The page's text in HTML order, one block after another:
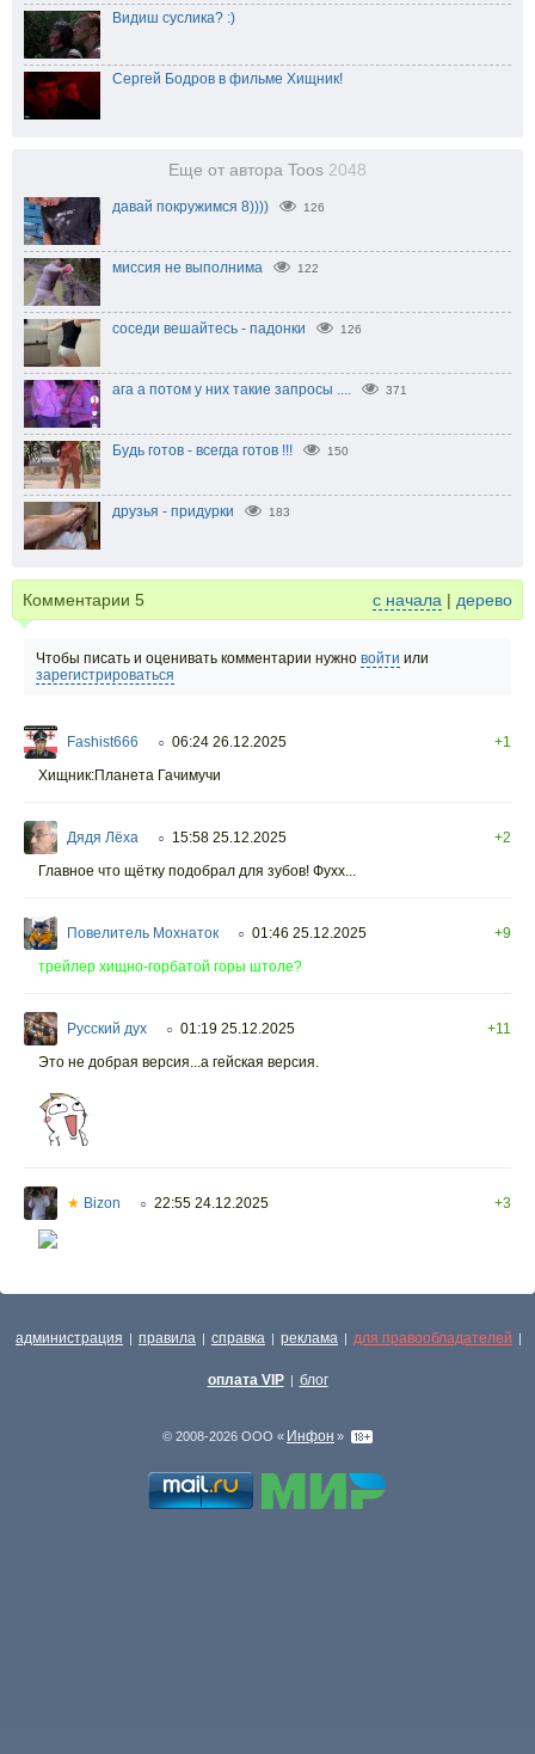
Видиш суслика? :)
Сергей Бодров в фильме Хищник!
Еще от автора Toos 2048
давай покружимся 8)))) 126
миссия не выполнима 122
соседи вешайтесь - падонки 126
ага а потом у них такие запросы .... 371
Будь готов - всегда готов !!! 150
друзья - придурки 183
Комментарии 5 с начала | дерево
Чтобы писать и оценивать комментарии нужно войти или
зарегистрироваться
Fashist666 ○ 06:24 26.12.2025
+1
Хищник:Планета Гачимучи
Дядя Лёха ○ 15:58 25.12.2025
+2
Главное что щётку подобрал для зубов! Фухх...
Повелитель Мохнаток ○ 01:46 25.12.2025
+9
трейлер хищно-горбатой горы штоле?
Русский дух ○ 01:19 25.12.2025
+11
Это не добрая версия...а гейская версия.
★ Bizon ○ 22:55 24.12.2025 +3
администрация | правила | справка | реклама | для правообладателей |
оплата VIP | блог
© 2008-2026 ООО « Инфон »